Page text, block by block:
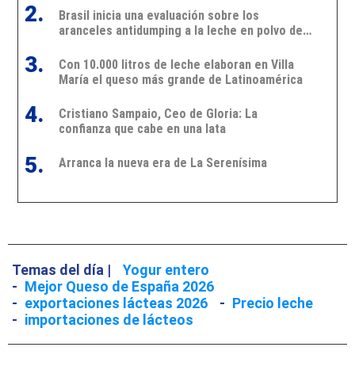
2.
3.
4.
5.
Brasil inicia una evaluación sobre los
aranceles antidumping a la leche en polvo de
Con 10.000 litros de leche elaboran en Villa
María el queso más grande de Latinoamérica
Cristiano Sampaio, Ceo de Gloria: La
confianza que cabe en una lata
Arranca la nueva era de La Serenísima
Temas del día |
Yogur entero
- Mejor Queso de España 2026
- exportaciones lácteas 2026 - Precio leche
- importaciones de lácteos